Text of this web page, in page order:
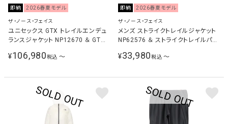
即納 2026春夏モデル
ザ・ノース・フェイス
ユニセックス GTX トレイルエンデュ
ランスジャケット NP12670 ＆ GTX
NP12671 上下セット
¥106,980税込 〜
即納 2026春夏モデル
ザ・ノース・フェイス
メンズ ストライクトレイルジャケット
NP62576 ＆ ストライクトレイルパン
¥33,980税込 〜